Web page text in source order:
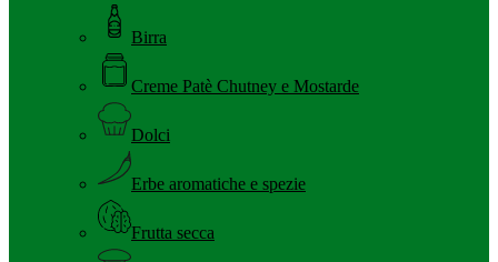
Birra
Creme Patè Chutney e Mostarde
Dolci
Erbe aromatiche e spezie
Frutta secca